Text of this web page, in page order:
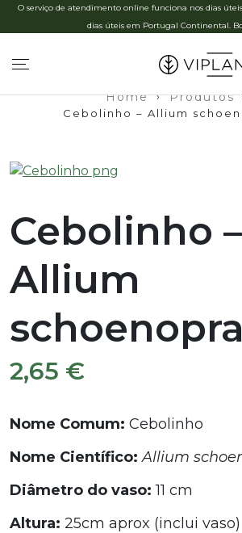
O serviço de atendimento online funciona nos dias
dias úteis em Portugal Continental.
Home › Produtos
Cebolinho – Allium
Cebolinho –
Allium
2,65 €
Nome Comum: Cebolinho
Nome Científico: Allium
Diâmetro do vaso: 11 cm
Altura: 25cm aprox (inclui vaso)